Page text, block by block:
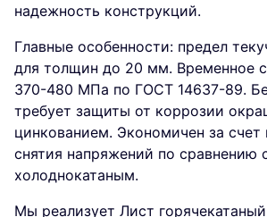
надежность конструкций.
Главные особенности: предел
для толщин до 20 мм. Временное
370-480 МПа по ГОСТ 14637-89.
требует защиты от коррозии
цинкованием. Экономичен за счет
снятия напряжений по сравнению
холоднокатаным.
Мы реализует Лист